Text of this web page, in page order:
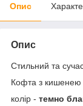
Опис
Опис
Стильний та
Кофта з кишенею
колір - темно